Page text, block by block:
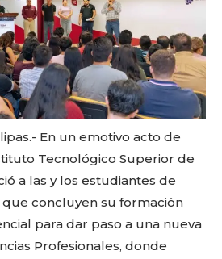
En un emotivo acto de
Tecnológico Superior de
a las y los estudiantes de
concluyen su formación
para dar paso a una nueva
Profesionales, donde